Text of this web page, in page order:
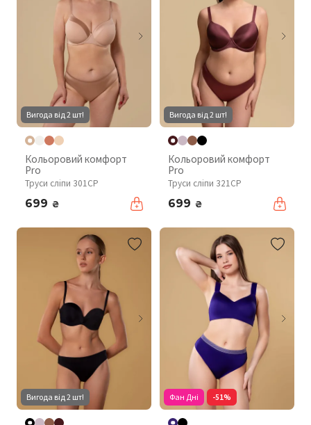
Вигода від 2 шт!
Кольоровий комфорт
Pro
Труси сліпи 301CP
699 ₴
Вигода від 2 шт!
Кольоровий комфорт
Pro
Труси сліпи 321CP
699 ₴
Вигода від 2 шт! Фан Дні -51%